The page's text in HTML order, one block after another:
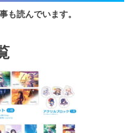
も読んでいます。